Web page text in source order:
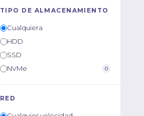
TIPO DE ALMACENAMIENTO
Cualquiera
HDD
SSD
NVMe
0
RED